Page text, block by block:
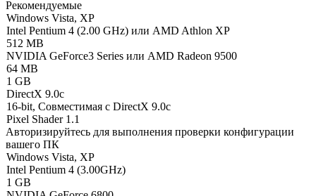
Рекомендуемые
Windows Vista, XP
Intel Pentium 4 (2.00 GHz) или AMD Athlon XP
512 MB
NVIDIA GeForce3 Series или AMD Radeon 9500
64 MB
1 GB
DirectX 9.0c
16-bit, Совместимая с DirectX 9.0c
Pixel Shader 1.1
Авторизируйтесь для выполнения проверки конфигурации
вашего ПК
Windows Vista, XP
Intel Pentium 4 (3.00GHz)
1 GB